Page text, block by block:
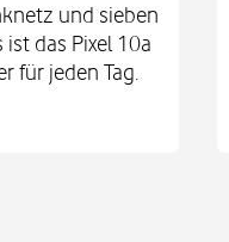
und sieben
das Pixel 10a
für jeden Tag.